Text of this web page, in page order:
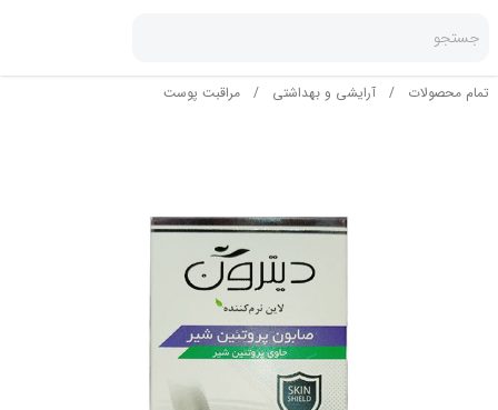
جستجو
تمام محصولات / آرایشی و بهداشتی / مراقبت پوست